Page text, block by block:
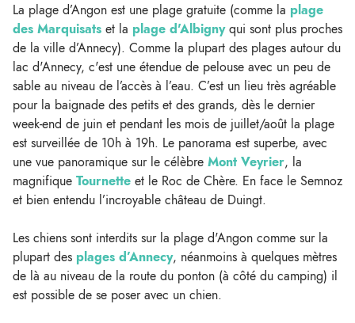
La plage d’Angon est une plage gratuite (comme la plage
des Marquisats et la plage d'Albignyqui sont plus proches
de la ville d’Annecy). Comme la plupart des plages autour du
lac d'Annecy, c'est une étendue de pelouse avec un peu de
sable au niveau de l’accès à l’eau. C’est un lieu très agréable
pour la baignade des petits et des grands, dès le dernier
week-end de juin et pendant les mois de juillet/août la plage
est surveillée de 10h à 19h. Le panorama est superbe, avec
une vue panoramique sur le célèbre Mont Veyrier, la
magnifique Tournette et le Roc de Chère. En face le Semnoz
et bien entendu l’incroyable château de Duingt.
Les chiens sont interdits sur la plage d'Angon comme sur la
plupart des plages d’Annecy, néanmoins à quelques mètres
de là au niveau de la route du ponton (à côté du camping) il
est possible de se poser avec un chien.